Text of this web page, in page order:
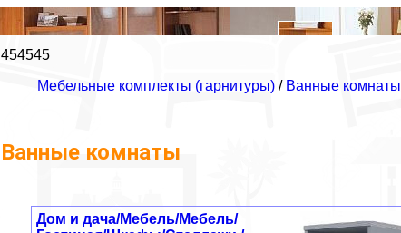
454545
Мебельные комплекты (гарнитуры) / Ванные комнаты
Ванные комнаты
Дом и дача/Мебель/Мебель/